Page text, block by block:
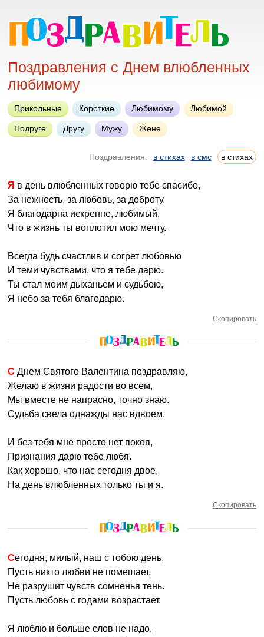
Поздравления с Днем влюбленных
любимому
Прикольные Короткие Любимому Любимой
Подруге Другу Мужу Жене
Поздравления: в стихах в смс в стихах
Я в день влюбленных говорю тебе спасибо,
За нежность, за любовь, за доброту.
Я благодарна искренне, любимый,
Что в жизнь ты воплотил мою мечту.
Всегда будь счастлив и согрет любовью
И теми чувствами, что я тебе дарю.
Ты стал моим дыханьем и судьбою,
Я небо за тебя благодарю.
Скопировать
С Днем Святого Валентина поздравляю,
Желаю в жизни радости во всем,
Мы вместе не напрасно, точно знаю.
Судьба свела однажды нас вдвоем.
И без тебя мне просто нет покоя,
Признания дарю тебе любя.
Как хорошо, что нас сегодня двое,
На день влюбленных только ты и я.
Скопировать
Сегодня, милый, наш с тобою день,
Пусть никто любви не помешает,
Не разрушит чувств сомненья тень.
Пусть любовь с годами возрастает.
Я люблю и больше слов не надо,